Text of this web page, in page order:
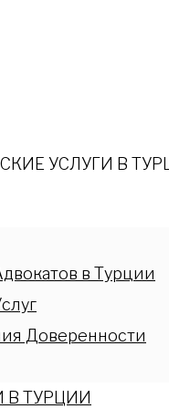
УСЛУГИ В
в Турции
Доверенности
В ТУРЦИИ